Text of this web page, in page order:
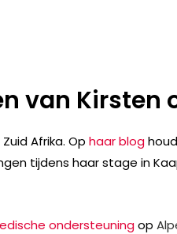
van Kirsten
Afrika. Op haar blog
tijdens haar stage in
ondersteuningop